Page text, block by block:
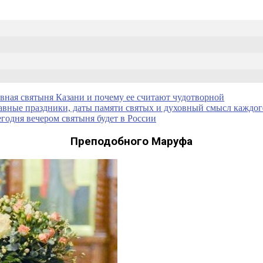
святыня Казани и почему ее считают чудотворной
праздники, даты памяти святых и духовный смысл
вечером святыня будет в России
Преподобного Маруфа